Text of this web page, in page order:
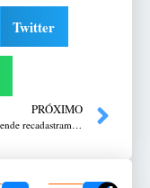
Twitter
PRÓXIMO
Governo estende recadastramento de armas até 3 de maio